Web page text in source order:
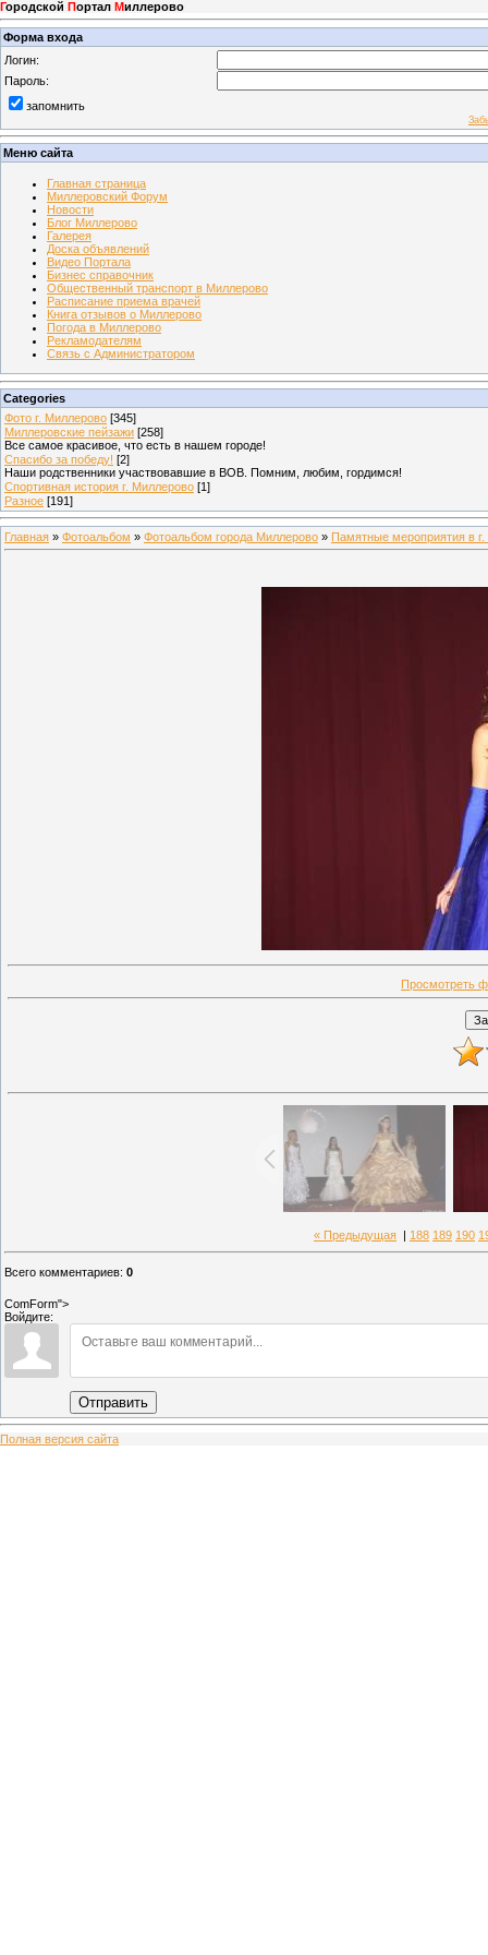
Городской Портал Миллерово
Форма входа
Логин:
Пароль:
запомнить
Меню сайта
Главная страница
Миллеровский Форум
Новости
Блог Миллерово
Галерея
Доска объявлений
Видео Портала
Бизнес справочник
Общественный транспорт в Миллерово
Расписание приема врачей
Книга отзывов о Миллерово
Погода в Миллерово
Рекламодателям
Связь с Администратором
Categories
Фото г. Миллерово [345]
Миллеровские пейзажи [258]
Все самое красивое, что есть в нашем городе!
Спасибо за победу! [2]
Наши родственники участвовавшие в ВОВ. Помним, любим, гордимся!
Спортивная история г. Миллерово [1]
Разное [191]
Главная » Фотоальбом » Фотоальбом города Миллерово » Памятные мероприятия в
Просмотреть
« Предыдущая 188 189 190
Всего комментариев: 0
ComForm">
Войдите:
Отправить
Полная версия сайта